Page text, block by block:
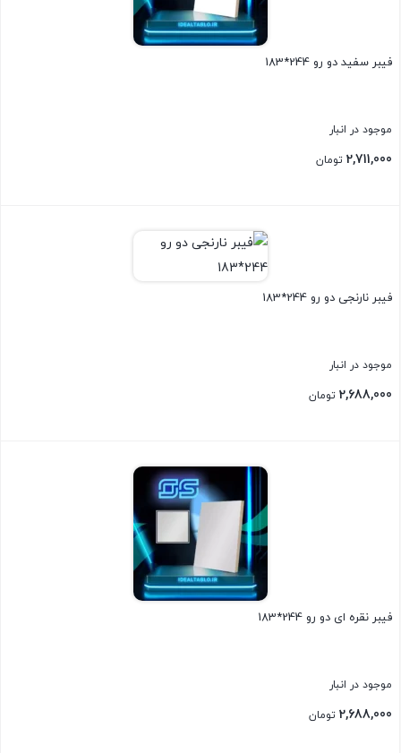
فیبر سفید دو رو 244*183
موجود در انبار
2,711,000 تومان
فیبر نارنجی دو رو 244*183
موجود در انبار
2,688,000 تومان
فیبر نقره ای دو رو 244*183
موجود در انبار
2,688,000 تومان